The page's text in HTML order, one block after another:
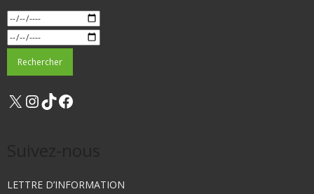
X Instagram
TikTok
LETTRE D’INFORMATION